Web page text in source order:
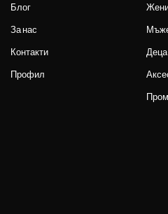
Блог
За нас
Контакти
Профил
Деца